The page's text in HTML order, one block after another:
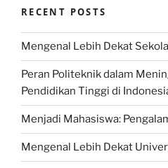
RECENT POSTS
Mengenal Lebih Dekat
Peran Politeknik dalam
Pendidikan Tinggi di
Menjadi Mahasiswa:
Mengenal Lebih Dekat